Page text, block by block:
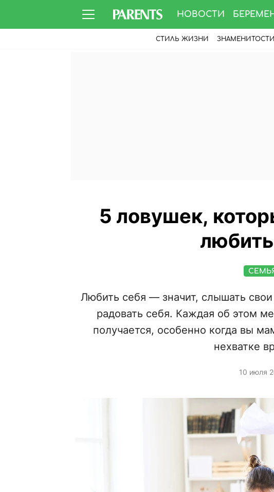
НОВОСТИ
СТИЛЬ ЖИЗНИ ЗНАМЕНИТОСТИ
5 ловушек,
Любить себя — значит, слышать
радовать себя. Каждая об этом
получается, особенно когда вы
нехватке
10 июля